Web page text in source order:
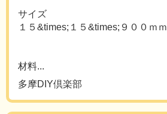
サイズ
１５&times;１５&times;９００ｍｍ
材料...
多摩DIY倶楽部